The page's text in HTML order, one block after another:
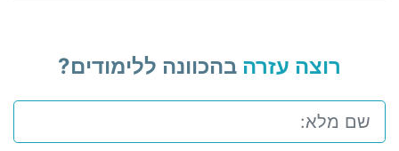
רוצה עזרה בהכוונה ללימודים?